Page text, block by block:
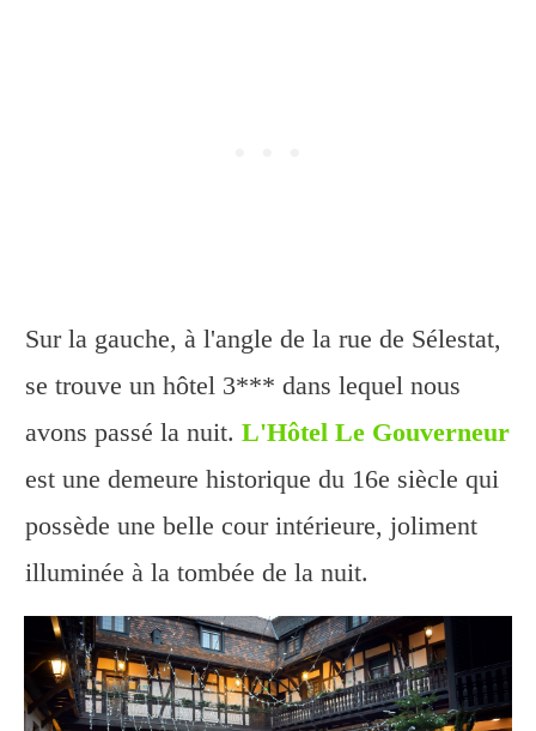
Sur la gauche, à l'angle de la rue de Sélestat,
se trouve un hôtel 3*** dans lequel nous
avons passé la nuit. L'Hôtel Le Gouverneur
est une demeure historique du 16e siècle qui
possède une belle cour intérieure, joliment
illuminée à la tombée de la nuit.